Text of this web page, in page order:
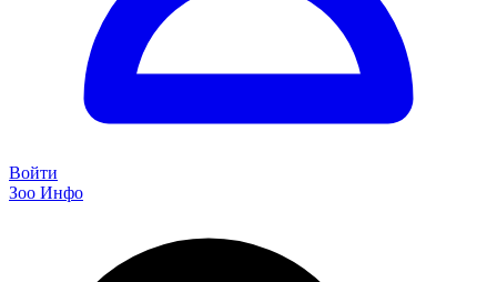
Войти
Зоо Инфо